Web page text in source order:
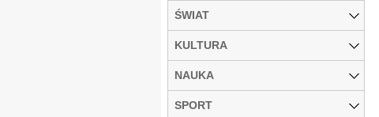
ŚWIAT
KULTURA
NAUKA
SPORT